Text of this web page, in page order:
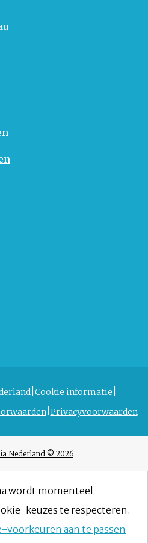
Cookie informatie
Privacyvoorwaarden
Nederland © 2026
wordt momenteel
keuzes te respecteren.
aan te passen